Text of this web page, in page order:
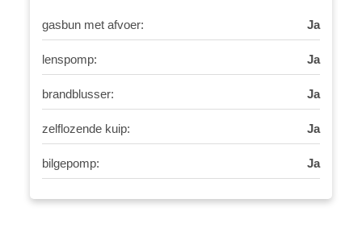
gasbun met afvoer: Ja
lenspomp: Ja
brandblusser: Ja
zelflozende kuip: Ja
bilgepomp: Ja